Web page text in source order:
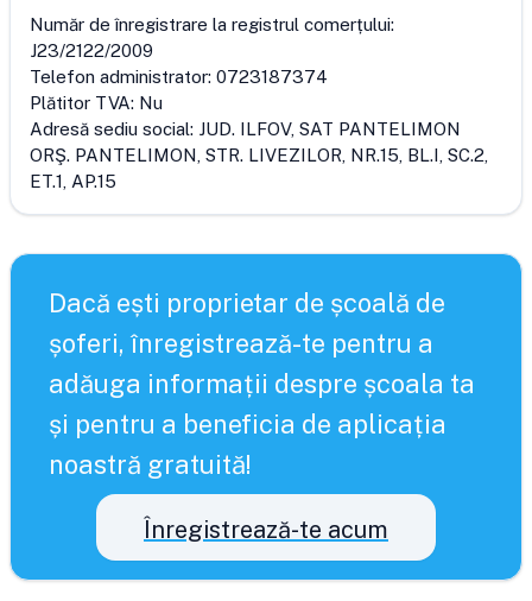
Număr de înregistrare la registrul comerțului:
J23/2122/2009
Telefon administrator: 0723187374
Plătitor TVA: Nu
Adresă sediu social: JUD. ILFOV, SAT PANTELIMON
ORŞ. PANTELIMON, STR. LIVEZILOR, NR.15, BL.I, SC.2,
ET.1, AP.15
Dacă ești proprietar de școală de
șoferi, înregistrează-te pentru a
adăuga informații despre școala ta
și pentru a beneficia de aplicația
noastră gratuită!
Înregistrează-te acum